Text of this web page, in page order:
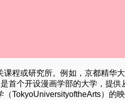
课程或研究所。例如，京都精华
首个开设漫画学部的大学，提
（TokyoUniversityoftheArts）的